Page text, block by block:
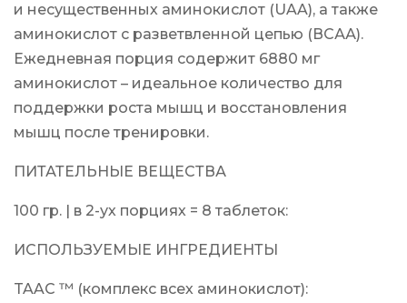
и несущественных аминокислот (UAA), а также
аминокислот с разветвленной цепью (ВСАА).
Ежедневная порция содержит 6880 мг
аминокислот – идеальное количество для
поддержки роста мышц и восстановления
мышц после тренировки.
ПИТАТЕЛЬНЫЕ ВЕЩЕСТВА
100 гр. | в 2-ух порциях = 8 таблеток:
ИСПОЛЬЗУЕМЫЕ ИНГРЕДИЕНТЫ
TAAC ™ (комплекс всех аминокислот):